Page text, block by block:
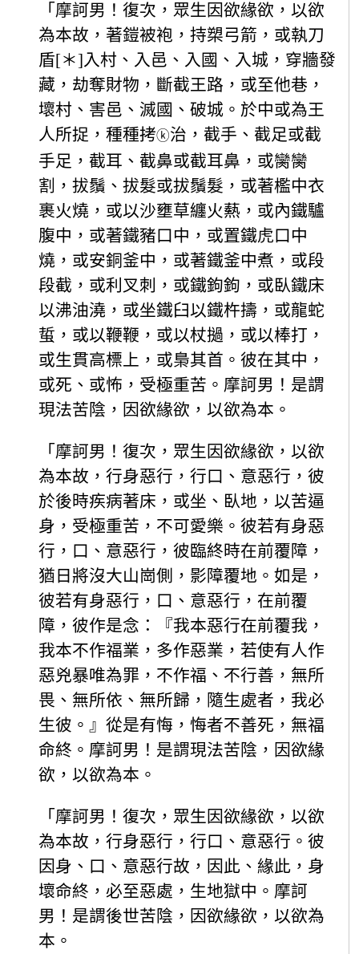
「摩訶男！復次，眾生因欲緣欲，以欲
為本故，著鎧被袍，持槊弓箭，或執刀
盾[＊]入村、入邑、入國、入城，穿牆發
藏，劫奪財物，斷截王路，或至他巷，
壞村、害邑、滅國、破城。於中或為王
人所捉，種種拷ⓚ治，截手、截足或截
手足，截耳、截鼻或截耳鼻，或臠臠
割，拔鬚、拔髮或拔鬚髮，或著檻中衣
裹火燒，或以沙壅草纏火爇，或內鐵驢
腹中，或著鐵豬口中，或置鐵虎口中
燒，或安銅釜中，或著鐵釜中煮，或段
段截，或利叉刺，或鐵鉤鉤，或臥鐵床
以沸油澆，或坐鐵臼以鐵杵擣，或龍蛇
蜇，或以鞭鞭，或以杖撾，或以棒打，
或生貫高標上，或梟其首。彼在其中，
或死、或怖，受極重苦。摩訶男！是謂
現法苦陰，因欲緣欲，以欲為本。
「摩訶男！復次，眾生因欲緣欲，以欲
為本故，行身惡行，行口、意惡行，彼
於後時疾病著床，或坐、臥地，以苦逼
身，受極重苦，不可愛樂。彼若有身惡
行，口、意惡行，彼臨終時在前覆障，
猶日將沒大山崗側，影障覆地。如是，
彼若有身惡行，口、意惡行，在前覆
障，彼作是念：『我本惡行在前覆我，
我本不作福業，多作惡業，若使有人作
惡兇暴唯為罪，不作福、不行善，無所
畏、無所依、無所歸，隨生處者，我必
生彼。』從是有悔，悔者不善死，無福
命終。摩訶男！是謂現法苦陰，因欲緣
欲，以欲為本。
「摩訶男！復次，眾生因欲緣欲，以欲
為本故，行身惡行，行口、意惡行。彼
因身、口、意惡行故，因此、緣此，身
壞命終，必至惡處，生地獄中。摩訶
男！是謂後世苦陰，因欲緣欲，以欲為
本。